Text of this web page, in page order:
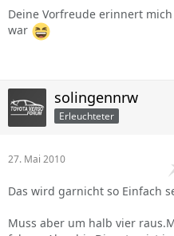
Deine Vorfreude erinnert
war
solingennrw
Erleuchteter
27. Mai 2010
Das wird garnicht so Einfach
Muss aber um halb vier